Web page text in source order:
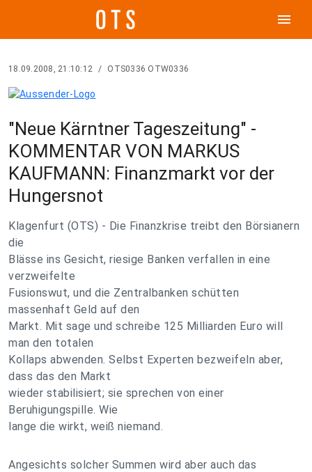
menu
18.09.2008, 21:10:12 / OTS0336 OTW0336
"Neue Kärntner Tageszeitung" -
KOMMENTAR VON MARKUS
KAUFMANN: Finanzmarkt vor der
Hungersnot
Klagenfurt (OTS) - Die Finanzkrise treibt den Börsianern
die
Blässe ins Gesicht, riesige Banken verfallen in eine
verzweifelte
Fusionswut, und die Zentralbanken schütten
massenhaft Geld auf den
Markt. Mit sage und schreibe 125 Milliarden Euro will
man den totalen
Kollaps abwenden. Selbst Experten bezweifeln aber,
dass das den Markt
wieder stabilisiert; sie sprechen von einer
Beruhigungspille. Wie
lange die wirkt, weiß niemand.
Angesichts solcher Summen wird aber auch das